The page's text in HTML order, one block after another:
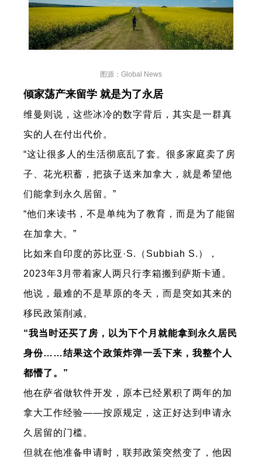
图源：Global News
倾家荡产来留学 就是为了永居
维曼则说，这些冰冷的数字背后，其实是一群真
实的人在付出代价。
“这让很多人的生活彻底乱了套。很多家庭卖了房
子、花光积蓄，把孩子送来加拿大，就是希望他
们能拿到永久居留。”
“他们来读书，不是单纯为了教育，而是为了能留
在加拿大。”
比如来自印度的苏比亚·S.（Subbiah S.），
2023年3月带着家人两只行李箱搬到萨斯卡通。
他说，最难的不是草原的冬天，而是突如其来的
移民政策削减。
“我当时还买了房，以为下个月就能拿到永久居民
身份……结果这个政策炸弹一丢下来，我整个人
都懵了。”
他在萨省做软件开发，原本已经累积了两年的加
拿大工作经验——按原规定，这正好达到申请永
久居留的门槛。
但就在他准备申请时，联邦政策突然变了，他因